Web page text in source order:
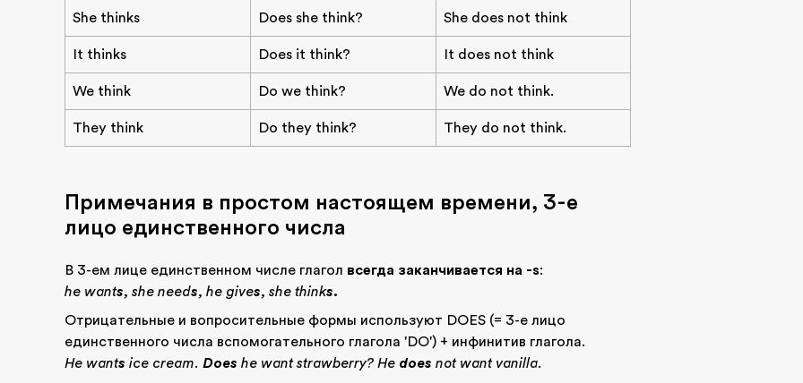
She thinks Does she think? She does not think
It thinks Does it think? It does not think
We think Do we think? We do not think.
They think Do they think? They do not think.
Примечания в простом настоящем времени, 3-е
лицо единственного числа
В 3-ем лице единственном числе глагол всегда заканчивается на -s:
he wants, she needs, he gives, she thinks.
Отрицательные и вопросительные формы используют DOES (= 3-е лицо
единственного числа вспомогательного глагола 'DO') + инфинитив глагола.
He wants ice cream. Does he want strawberry? He does not want vanilla.